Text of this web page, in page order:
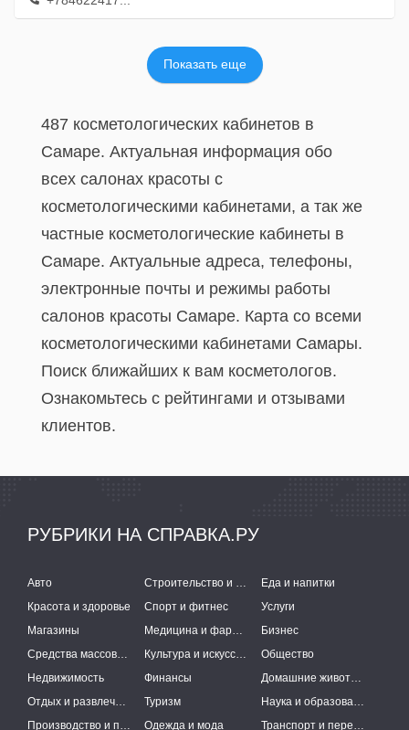
Показать еще
487 косметологических кабинетов в
Самаре. Актуальная информация обо
всех салонах красоты с
косметологическими кабинетами, а так же
частные косметологические кабинеты в
Самаре. Актуальные адреса, телефоны,
электронные почты и режимы работы
салонов красоты Самаре. Карта со всеми
косметологическими кабинетами Самары.
Поиск ближайших к вам косметологов.
Ознакомьтесь с рейтингами и отзывами
клиентов.
РУБРИКИ НА СПРАВКА.РУ
Авто Строительство и ремонт
Еда и напитки
Красота и здоровье
Спорт и фитнес
Услуги
Магазины
Медицина и фармацевтика
Бизнес
Средства массовой информации
Культура и искусство
Общество
Недвижимость
Финансы
Домашние животные
Отдых и развлечения
Туризм
Наука и образование
Производство и поставки
Одежда и мода Транспорт и перевозки